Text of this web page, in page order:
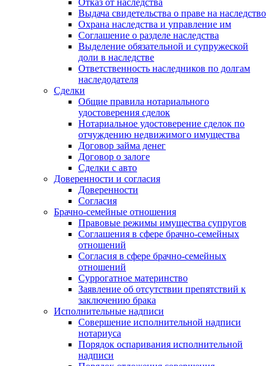
Выдача свидетельства о праве на наследство
Охрана наследства и управление им
Соглашение о разделе наследства
Выделение обязательной и супружеской
доли в наследстве
Ответственность наследников по долгам
наследодателя
Сделки
Общие правила нотариального
удостоверения сделок
Нотариальное удостоверение сделок по
отчуждению недвижимого имущества
Договор займа денег
Договор о залоге
Сделки с авто
Доверенности и согласия
Доверенности
Согласия
Брачно-семейные отношения
Правовые режимы имущества супругов
Соглашения в сфере брачно-семейных
отношений
Согласия в сфере брачно-семейных
отношений
Суррогатное материнство
Заявление об отсутствии препятствий к
заключению брака
Исполнительные надписи
Совершение исполнительной надписи
нотариуса
Порядок оспаривания исполнительной
надписи